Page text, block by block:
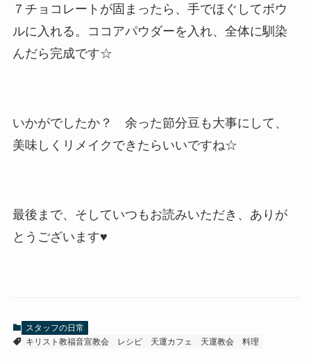
７チョコレートが固まったら、手でほぐしてボウ
ルに入れる。ココアパウダーを入れ、全体に馴染
んだら完成です☆
いかがでしたか？ 余った節分豆も大事にして、
美味しくリメイクできたらいいですね☆
最後まで、そしていつもお読みいただき、ありが
とうございます♥
スタッフの日常
キリスト教福音宣教会
レシピ 天運カフェ 天運教会 料理